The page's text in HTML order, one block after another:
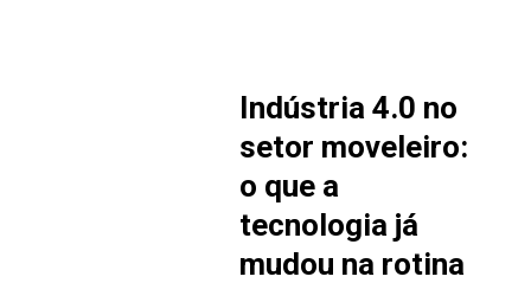
Indústria 4.0 no
setor moveleiro:
o que a
tecnologia já
mudou na rotina